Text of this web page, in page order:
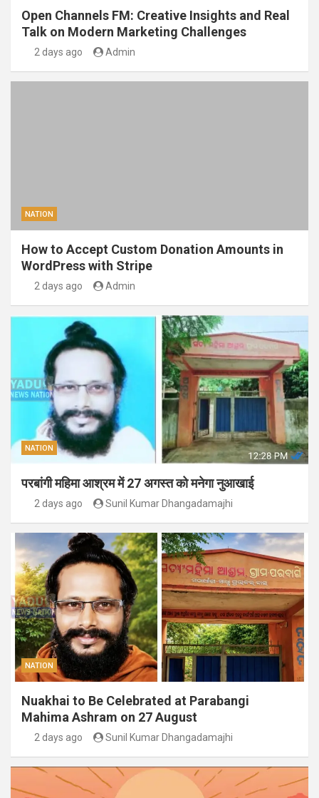
Open Channels FM: Creative Insights and Real
Talk on Modern Marketing Challenges
2 days ago Admin
NATION
How to Accept Custom Donation Amounts in
WordPress with Stripe
2 days ago Admin
NATION
परबांगी महिमा आश्रम में 27 अगस्त को मनेगा नुआखाई
2 days ago Sunil Kumar Dhangadamajhi
NATION
Nuakhai to Be Celebrated at Parabangi
Mahima Ashram on 27 August
2 days ago Sunil Kumar Dhangadamajhi